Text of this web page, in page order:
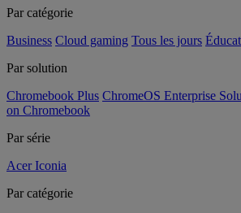
Par catégorie
Business Cloud gaming Tous les jours
Par solution
Chromebook Plus ChromeOS Enterprise
on Chromebook
Par série
Acer Iconia
Par catégorie